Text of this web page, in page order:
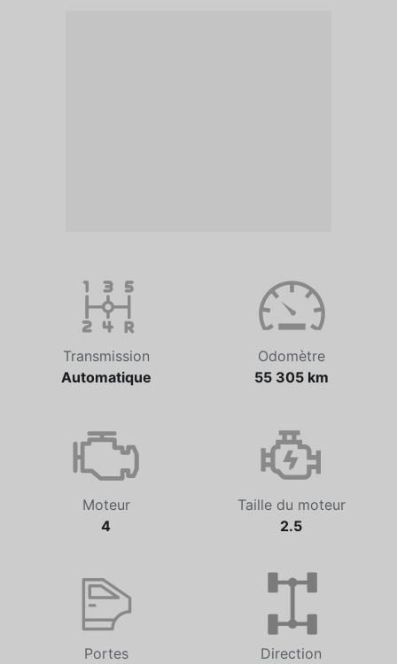
Transmission
Automatique
Odomètre
55 305 km
Moteur
4
Taille du moteur
2.5
Portes
Direction